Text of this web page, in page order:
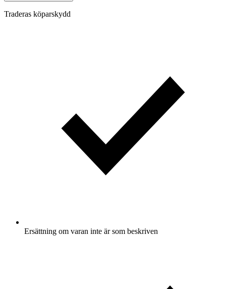
Traderas köparskydd
Ersättning om varan inte är som beskriven